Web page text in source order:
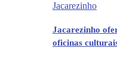
Jacarezinho
Jacarezinho
oficinas